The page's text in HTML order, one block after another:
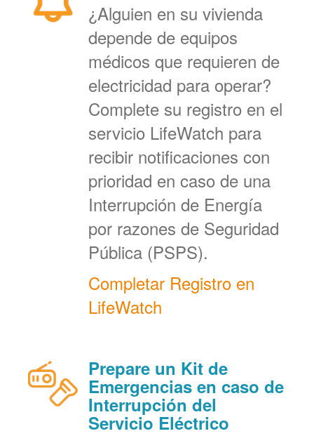
¿Alguien en su vivienda
depende de equipos
médicos que requieren de
electricidad para operar?
Complete su registro en el
servicio LifeWatch para
recibir notificaciones con
prioridad en caso de una
Interrupción de Energía
por razones de Seguridad
Pública (PSPS).
Completar Registro en
LifeWatch
Prepare un Kit de
Emergencias en caso de
Interrupción del
Servicio Eléctrico